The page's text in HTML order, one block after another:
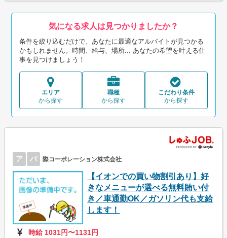
気になる求人は見つかりましたか？
条件を絞り込むだけで、あなたに最適なアルバイトが見つかる
かもしれません。時間、給与、場所... あなたの希望を叶える仕
事を見つけましょう！
エリア
から探す
職種
から探す
こだわり条件
から探す
ア パ 際コーポレーション株式会社
【イオンでの買い物割引あり】好
きなメニューが選べる無料賄い付
き／車通勤OK／ガソリン代も支給
します！
時給 1031円〜1131円